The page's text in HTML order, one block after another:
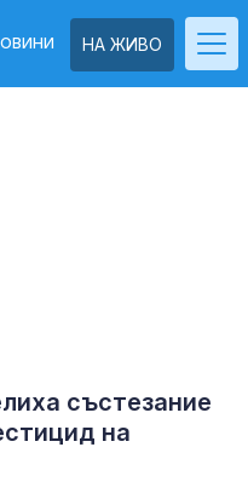
НА ЖИВО
състезание
на